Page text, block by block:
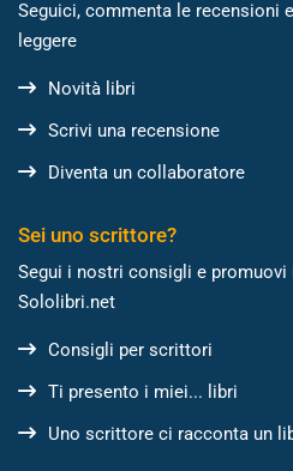
Seguici, commenta le recensioni
leggere
Novità libri
Scrivi una recensione
Diventa un collaboratore
Sei uno scrittore?
Segui i nostri consigli e
Sololibri.net
Consigli per scrittori
Ti presento i miei... libri
Uno scrittore ci racconta un